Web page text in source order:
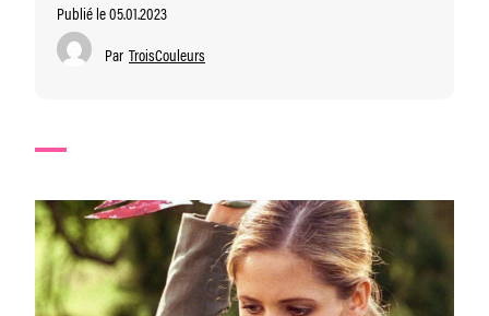
Publié le 05.01.2023
Par TroisCouleurs